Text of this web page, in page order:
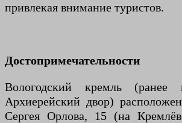
привлекая внимание туристов.
Достопримечательности
Вологодский кремль (ранее
Архиерейский двор)
Сергея Орлова, 15 (на